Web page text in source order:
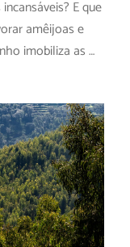
E que
amêijoas e
imobiliza as …